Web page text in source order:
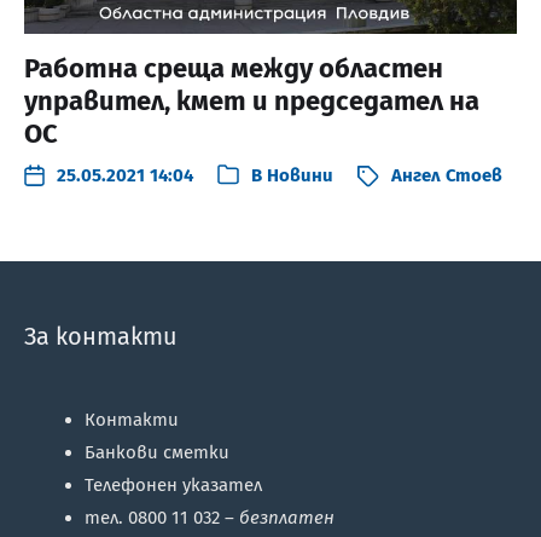
Работна среща между областен
управител, кмет и председател на
ОС
25.05.2021 14:04 В Новини Ангел Стоев
За контакти
Контакти
Банкови сметки
Телефонен указател
тел. 0800 11 032 – безплатен